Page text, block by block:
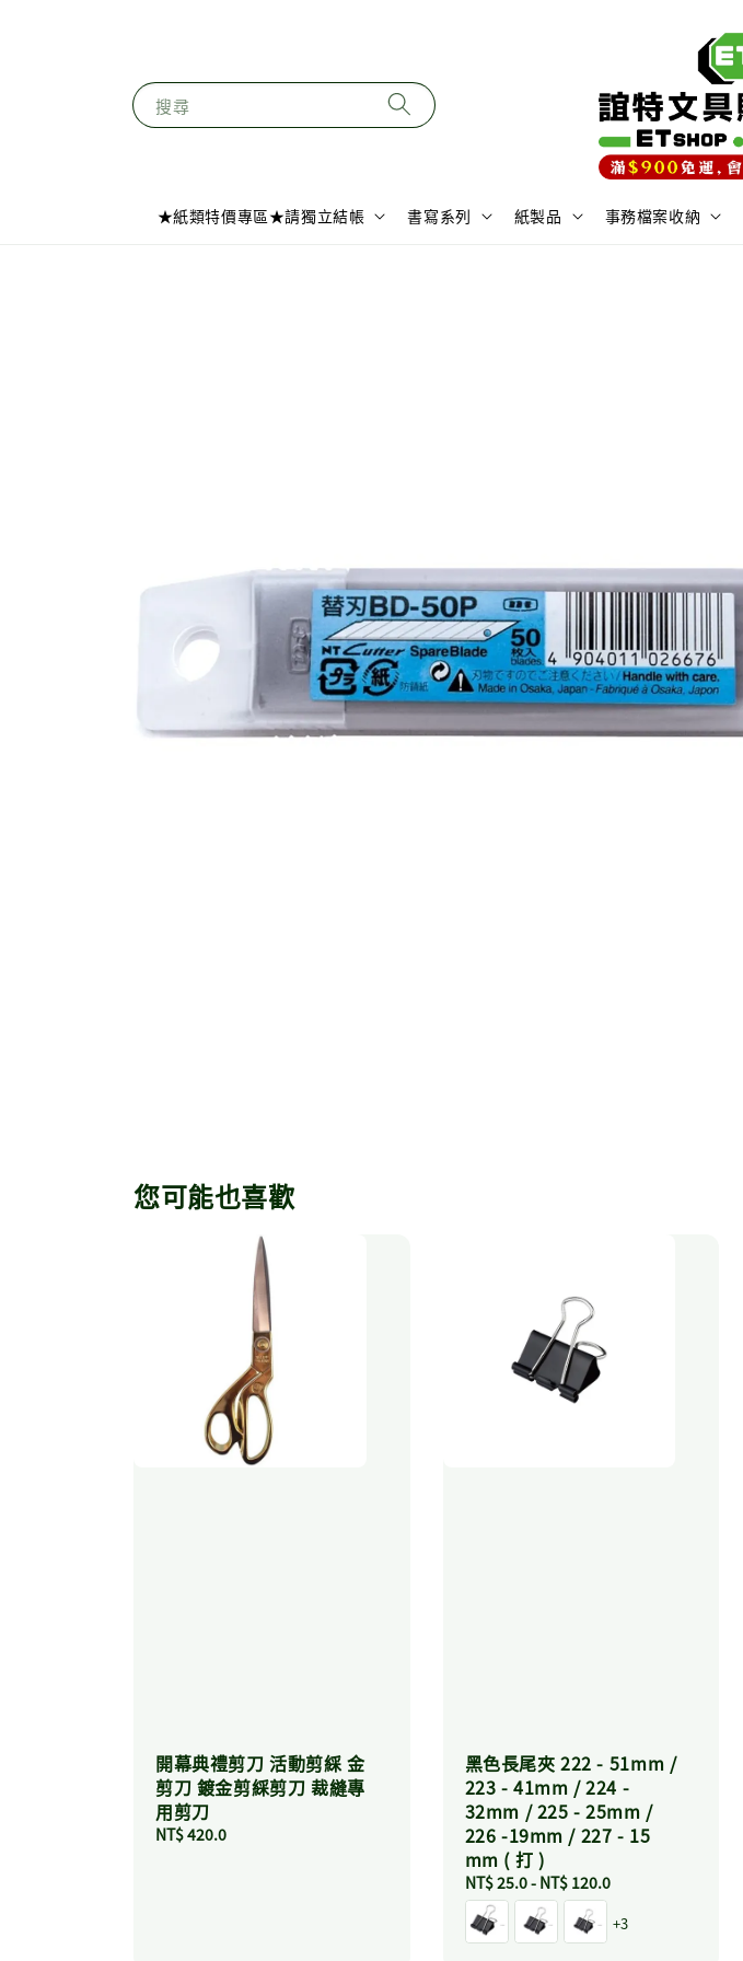
搜尋
★紙類特價專區★請獨立結帳 書寫系列 紙製品 事務檔案收納
您可能也喜歡
開幕典禮剪刀 活動剪綵 金
剪刀 鍍金剪綵剪刀 裁縫專
用剪刀
Regular
NT$ 420.0
黑色長尾夾 222 - 51mm /
223 - 41mm / 224 -
32mm / 225 - 25mm /
226 -19mm / 227 - 15
mm ( 打 )
Regular
price
NT$ 25.0- NT$ 120.0
+3